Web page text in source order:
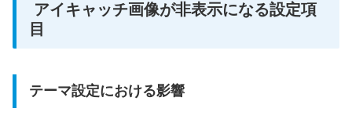
アイキャッチ画像が非表示になる設定項
目
テーマ設定における影響